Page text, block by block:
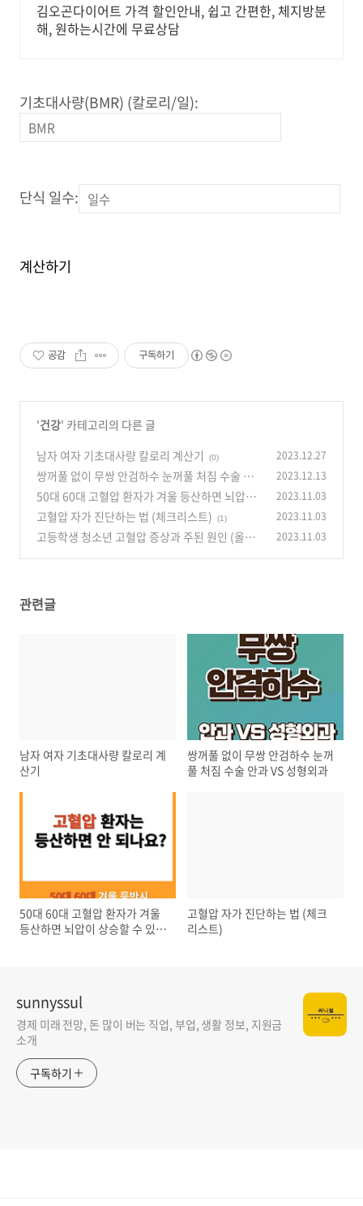
김오곤다이어트 가격 할인안내, 쉽고 간편한, 체지방분
해, 원하는시간에 무료상담
기초대사량(BMR) (칼로리/일):
단식 일수:
계산하기
공감 구독하기
'건강' 카테고리의 다른 글
남자 여자 기초대사량 칼로리 계산기
(0) 2023.12.27
쌍꺼풀 없이 무쌍 안검하수 눈꺼풀 처짐 수술 안
과 VS 성형외과 (0)
2023.12.13
50대 60대 고혈압 환자가 겨울 등산하면 뇌압이
상승할 수 있습니다 (0)
2023.11.03
고혈압 자가 진단하는 법 (체크리스트) (1) 2023.11.03
고등학생 청소년 고혈압 증상과 주된 원인 (올바
2023.11.03
관련글
남자 여자 기초대사량 칼로리 계
산기
쌍꺼풀 없이 무쌍 안검하수 눈꺼
풀 처짐 수술 안과 VS 성형외과
50대 60대 고혈압 환자가 겨울
등산하면 뇌압이 상승할 수 있습
고혈압 자가 진단하는 법 (체크
리스트)
sunnyssul
경제 미래 전망, 돈 많이 버는 직업, 부업, 생활 정보, 지원금
소개
구독하기